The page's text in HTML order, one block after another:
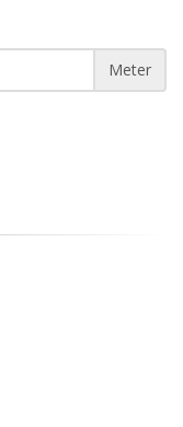
Meter